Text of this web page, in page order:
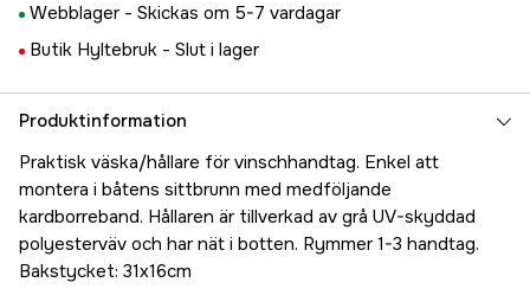
Webblager - Skickas om 5-7 vardagar
Butik Hyltebruk - Slut i lager
Produktinformation
Praktisk väska/hållare för vinschhandtag. Enkel att
montera i båtens sittbrunn med medföljande
kardborreband. Hållaren är tillverkad av grå UV-skyddad
polyesterväv och har nät i botten. Rymmer 1-3 handtag.
Bakstycket: 31x16cm